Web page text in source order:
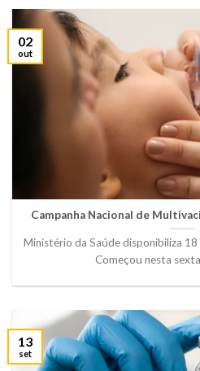
Campanha Nacional de
Ministério da Saúde disponibiliza
Começou nesta
02
out
13
set